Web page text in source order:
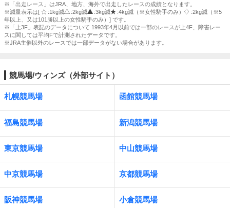
※「出走レース」はJRA、地方、海外で出走したレースの成績となります。
※減量表示は[
:1kg減 :2kg減 :3kg減 :4kg減（※女性騎手のみ）
:2kg減（※5
年以上、又は101勝以上の女性騎手のみ）] です。
※「上3F」表記のデータについて 1993年4月以前では一部のレースが上4F、障害レー
スに関しては平均Fで計測されたデータです。
※JRA主催以外のレースでは一部データがない場合があります。
競馬場/ウィンズ（外部サイト）
札幌競馬場 函館競馬場
福島競馬場 新潟競馬場
東京競馬場 中山競馬場
中京競馬場 京都競馬場
阪神競馬場 小倉競馬場